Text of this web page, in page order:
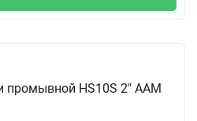
промывной HS10S 2" ААМ